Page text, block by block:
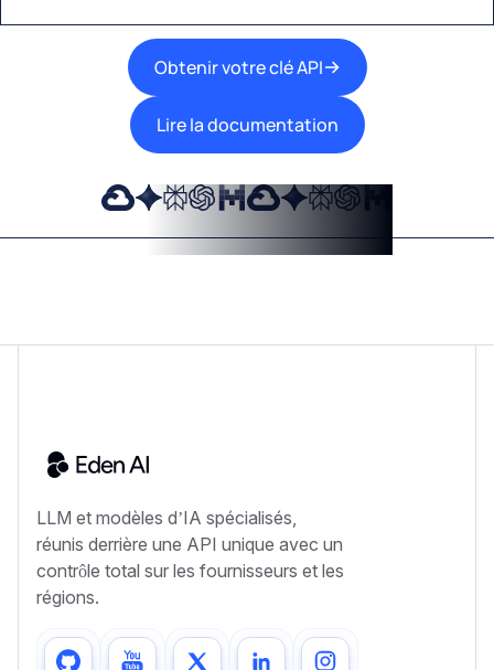
Obtenir votre clé API
Lire la documentation
LLM et modèles d’IA spécialisés,
réunis derrière une API unique avec un
contrôle total sur les fournisseurs et les
régions.